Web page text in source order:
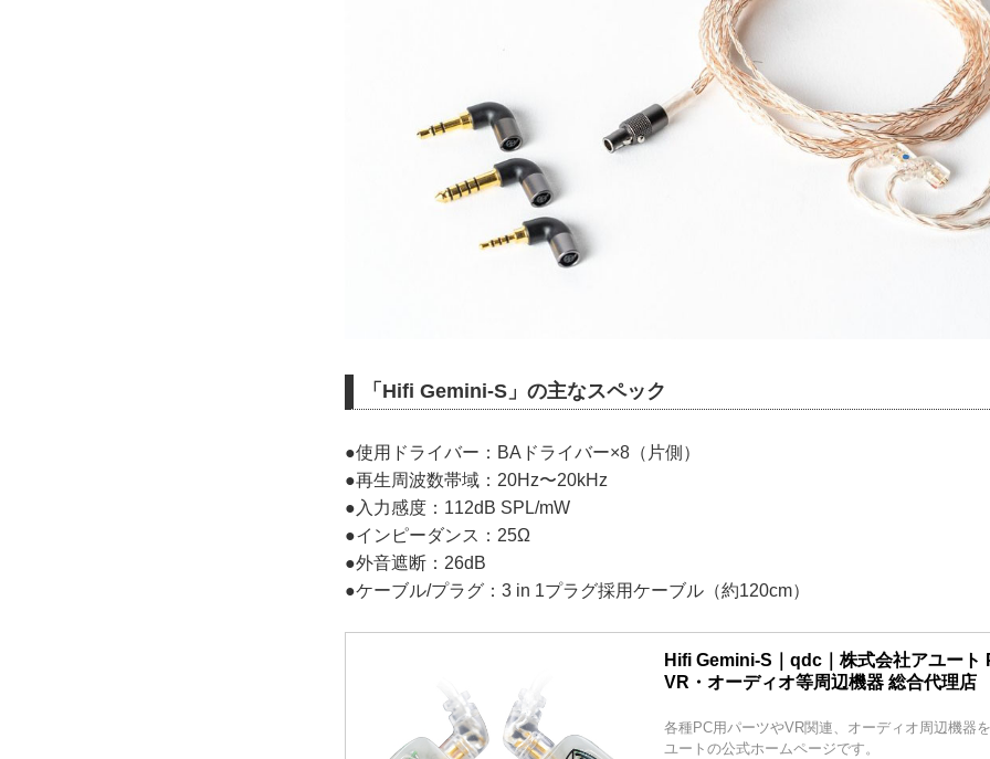
「Hifi Gemini-S」の主なスペック
●使用ドライバー：BAドライバー×8（片側）
●再生周波数帯域：20Hz〜20kHz
●入力感度：112dB SPL/mW
●インピーダンス：25Ω
●外音遮断：26dB
●ケーブル/プラグ：3 in 1プラグ採用ケーブル（約120cm）
Hifi Gemini-S｜qdc｜株式会社アユート
VR・オーディオ等周辺機器 総合代理店
各種PC用パーツやVR関連、オーディオ周辺機器
ユートの公式ホームページです。